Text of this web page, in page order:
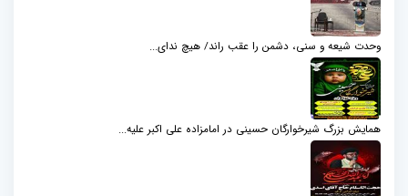
وحدت شیعه و سنی، دشمن را عقب راند/ هیچ ندای...
همایش بزرگ شیرخوارگان حسینی در امامزاده علی اکبر علیه...